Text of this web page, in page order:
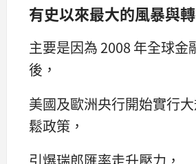
有史以來最大的風暴與
主要是因為 2008 年全球金
後，
美國及歐洲央行開始實行
鬆政策，